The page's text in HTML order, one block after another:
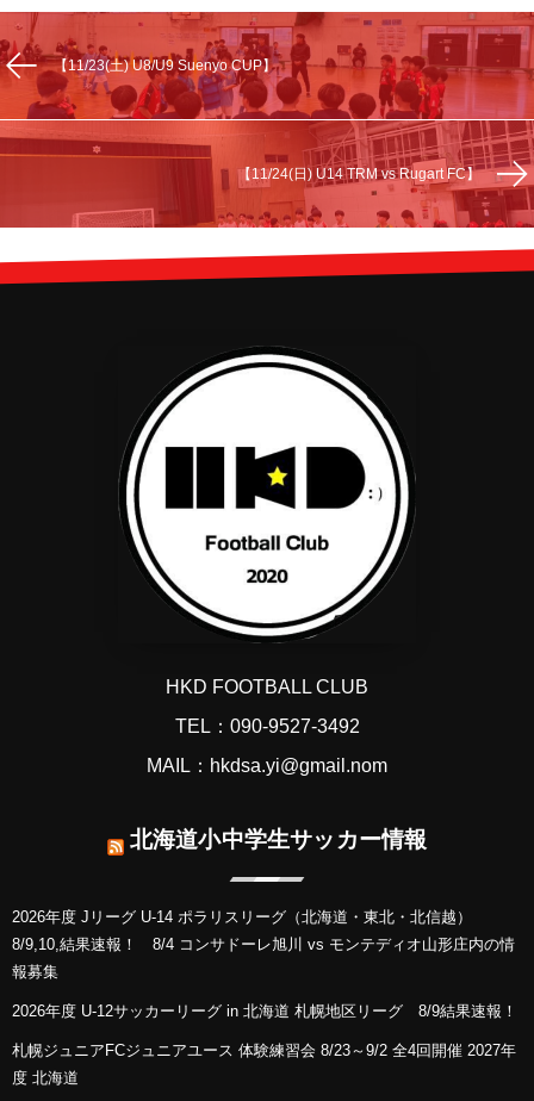
【11/23(土) U8/U9 Suenyo CUP】
【11/24(日) U14 TRM vs Rugart FC】
HKD FOOTBALL CLUB
TEL：090-9527-3492
MAIL：hkdsa.yi@gmail.nom
北海道小中学生サッカー情報
2026年度 Jリーグ U-14 ポラリスリーグ（北海道・東北・北信越）
8/9,10,結果速報！ 8/4 コンサドーレ旭川 vs モンテディオ山形庄内の情
報募集
2026年度 U-12サッカーリーグ in 北海道 札幌地区リーグ 8/9結果速報！
札幌ジュニアFCジュニアユース 体験練習会 8/23～9/2 全4回開催 2027年
度 北海道